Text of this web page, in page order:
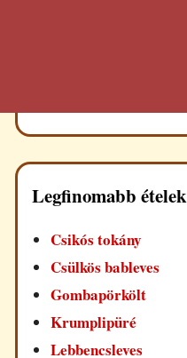
Legfinomabb ételek
Csikós tokány
Csülkös bableves
Gombapörkölt
Krumplipüré
Lebbencsleves